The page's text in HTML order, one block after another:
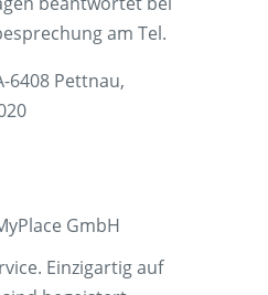
am Tel.
6408 Pettnau,
GmbH
Einzigartig auf